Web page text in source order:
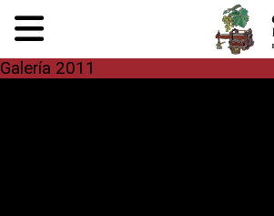
Galería 2011